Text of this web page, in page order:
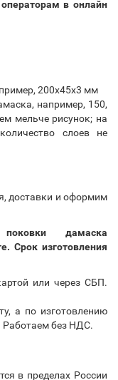
в онлайн
200х45х3 мм
например, 150,
мельче рисунок; на
слоев не
доставки и оформим
дамаска
Срок изготовления
или через СБП.
а по изготовлению
без НДС.
в пределах России